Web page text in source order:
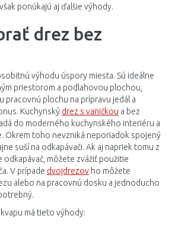
ponúkajú aj ďalšie výhody.
drez bez
výhodu úspory miesta. Sú ideálne
priestorom a podlahovou plochou,
pracovnú plochu na prípravu jedál a
Kuchynský drez s vaničkou a bez
do moderného kuchynského interiéru a
Okrem toho nevzniká neporiadok spojený
suší na odkapávači. Ak aj napriek tomu z
odkapávač, môžete zvážiť použitie
V prípade dvojdrezov ho môžete
alebo na pracovnú dosku a jednoducho
má tieto výhody: